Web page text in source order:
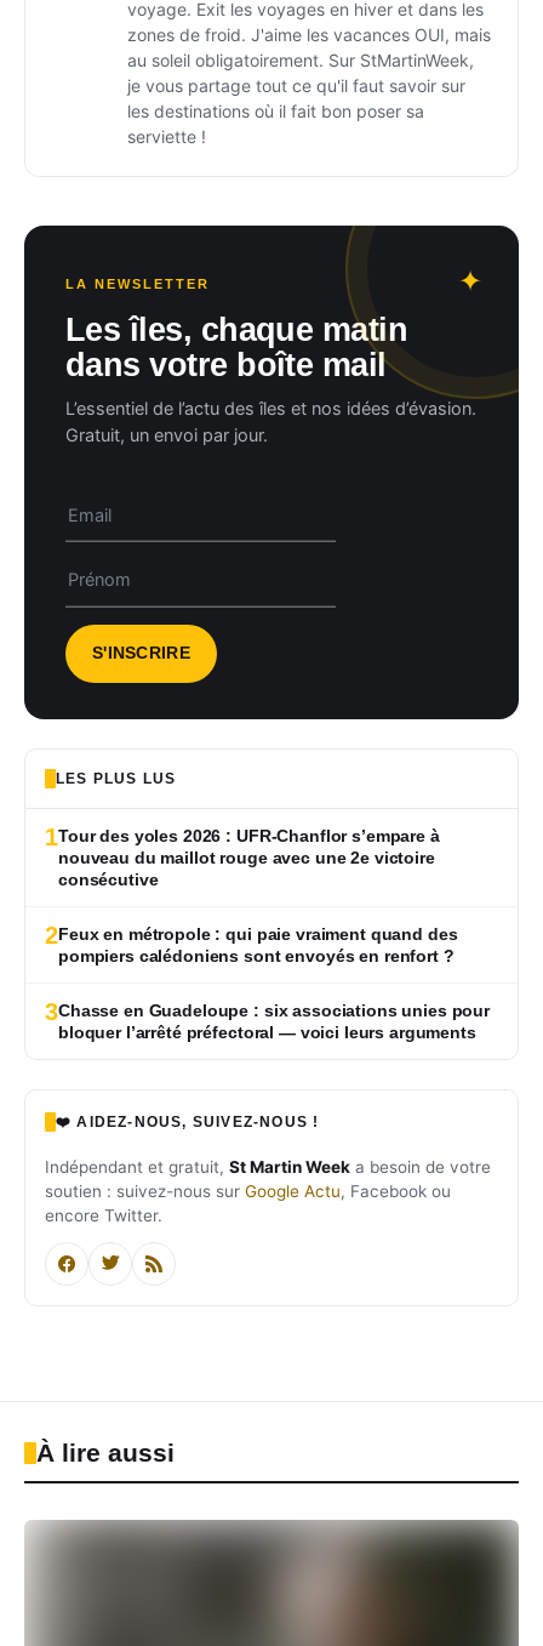
voyage. Exit les voyages en hiver et dans les
zones de froid. J'aime les vacances OUI, mais
au soleil obligatoirement. Sur StMartinWeek,
je vous partage tout ce qu'il faut savoir sur
les destinations où il fait bon poser sa
serviette !
LA NEWSLETTER
Les îles, chaque matin
dans votre boîte mail
L’essentiel de l’actu des îles et nos idées d’évasion.
Gratuit, un envoi par jour.
LES PLUS LUS
1Tour des yoles 2026 : UFR-Chanflor s’empare à
nouveau du maillot rouge avec une 2e victoire
consécutive
2Feux en métropole : qui paie vraiment quand des
pompiers calédoniens sont envoyés en renfort ?
3Chasse en Guadeloupe : six associations unies pour
bloquer l’arrêté préfectoral — voici leurs arguments
❤️ AIDEZ-NOUS, SUIVEZ-NOUS !
Indépendant et gratuit, St Martin Week a besoin de votre
soutien : suivez-nous sur Google Actu, Facebook ou
encore Twitter.
À lire aussi